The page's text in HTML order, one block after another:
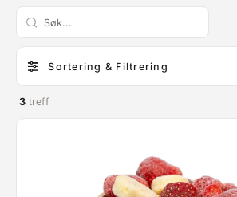
Sortering & Filtrering
3 treff